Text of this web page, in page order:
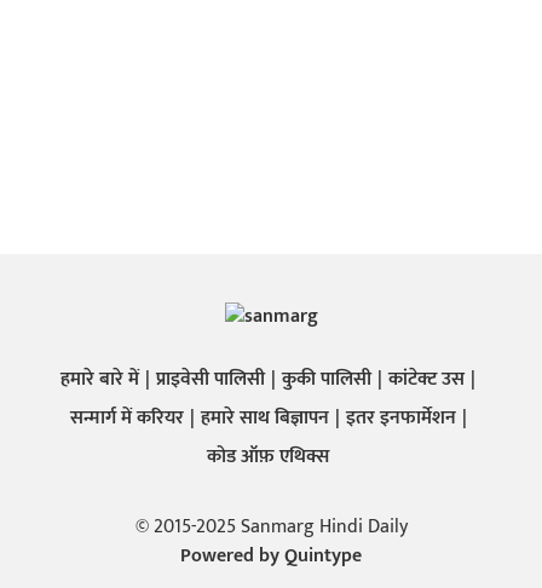
हमारे बारे में प्राइवेसी पालिसी कुकी पालिसी कांटेक्ट उस
सन्मार्ग में करियर हमारे साथ बिज्ञापन इतर इनफार्मेशन
कोड ऑफ़ एथिक्स
© 2015-2025 Sanmarg Hindi Daily
Powered byQuintype